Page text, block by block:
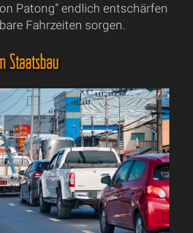
Patong“ endlich entschärfen
Fahrzeiten sorgen.
Staatsbau